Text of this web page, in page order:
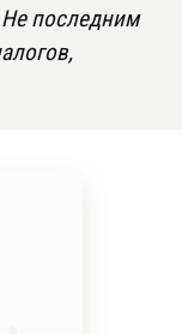
Не последним